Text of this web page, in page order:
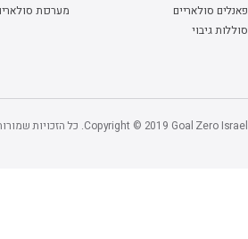
פאנלים סולאריים
סוללות גיבוי
מערכות
Copyright © 2019 Goal Zero Israel. כל הזכויות שמורות.